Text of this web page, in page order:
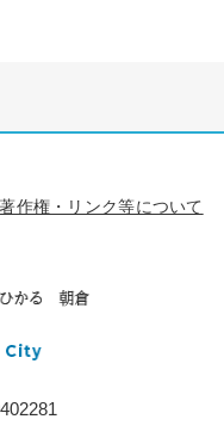
著作権・リンク等について